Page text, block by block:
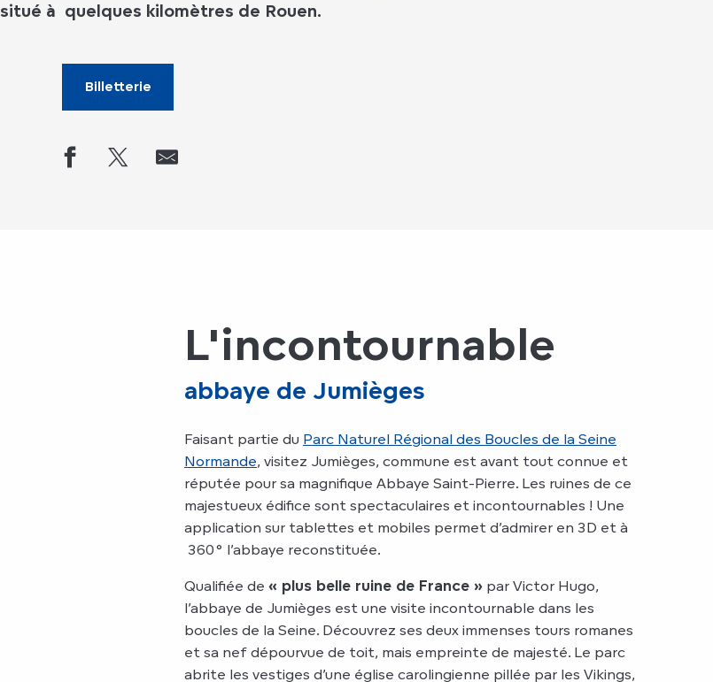
à quelques kilomètres de Rouen.
Billetterie
L'incontournable
abbaye de Jumièges
Faisant partie du Parc Naturel Régional des Boucles de la Seine
Normande, visitez Jumièges, commune est avant tout connue et
réputée pour sa magnifique Abbaye Saint-Pierre. Les ruines de ce
majestueux édifice sont spectaculaires et incontournables ! Une
application sur tablettes et mobiles permet d’admirer en 3D et à
360° l’abbaye reconstituée.
Qualifiée de « plus belle ruine de France » par Victor Hugo,
l’abbaye de Jumièges est une visite incontournable dans les
boucles de la Seine. Découvrez ses deux immenses tours romanes
et sa nef dépourvue de toit, mais empreinte de majesté. Le parc
abrite les vestiges d’une église carolingienne pillée par les Vikings,